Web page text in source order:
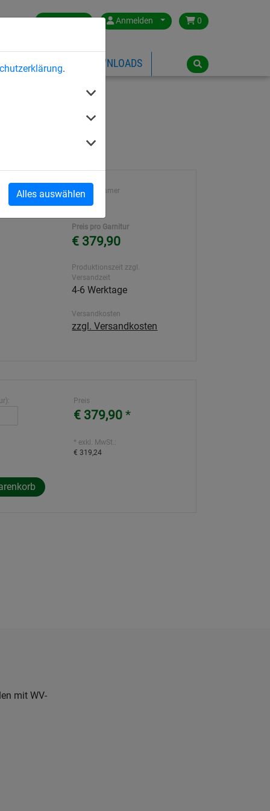
.
Alles auswählen
Germany Anmelden 0
ÜBER HUCK DOWNLOADS
/ Langhanf
Artikelnummer
401
Preis pro Garnitur
€ 379,90
Produktionszeit zzgl.
Versandzeit
4-6 Werktage
Versandkosten
zzgl. Versandkosten
Preis
€ 379,90 *
* exkl. MwSt.:
€ 319,24
mit WV-